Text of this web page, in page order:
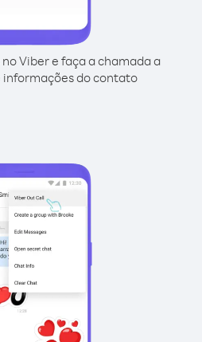
Viber e faça a chamada a
do contato